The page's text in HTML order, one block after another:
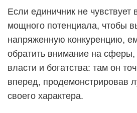
Если единичник не чувствует
мощного потенциала, чтобы
напряженную конкуренцию,
обратить внимание на
власти и богатства: там он
вперед, продемонстрировав
своего характера.